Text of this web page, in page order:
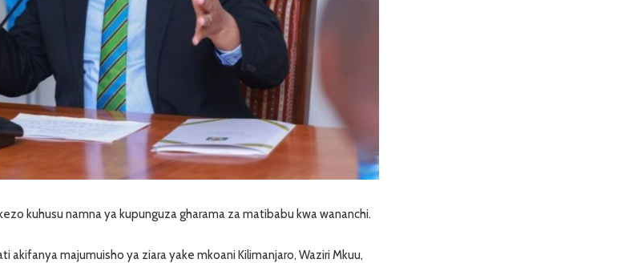
kuhusu namna ya kupunguza gharama za matibabu kwa wananchi.
akifanya majumuisho ya ziara yake mkoani Kilimanjaro, Waziri Mkuu,